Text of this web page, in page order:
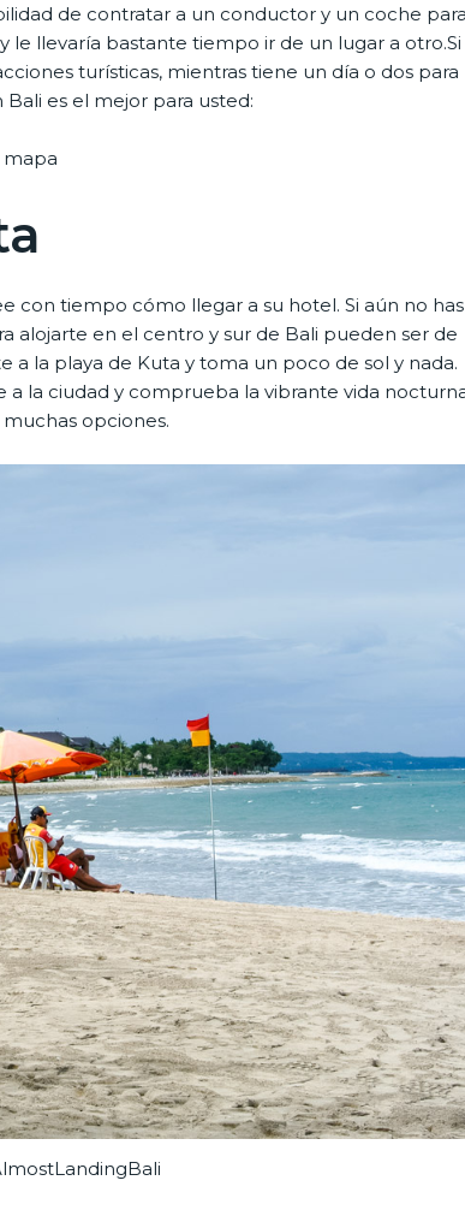
de contratar a un conductor y un coche
le llevaría bastante tiempo ir de un lugar a otro.Si
turísticas, mientras tiene un día o dos para
es el mejor para usted:
mapa
con tiempo cómo llegar a su hotel. Si aún no has
alojarte en el centro y sur de Bali pueden ser de
la playa de Kuta y toma un poco de sol y nada.
la ciudad y comprueba la vibrante vida
opciones.